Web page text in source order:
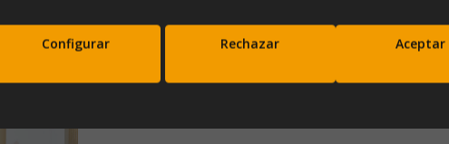
Subscríbete a nuestra newsletter y
Configurar Rechazar Aceptar